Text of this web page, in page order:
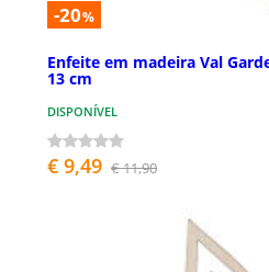
-20%
Enfeite em madeira Val
13 cm
DISPONÍVEL
€ 9,49 € 11,90